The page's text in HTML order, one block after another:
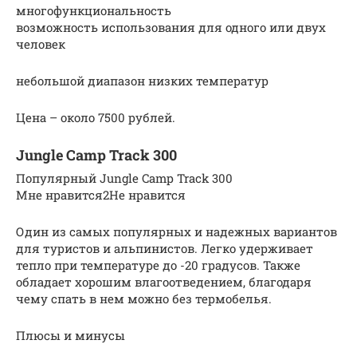
многофункциональность
возможность использования для одного или двух
человек
небольшой диапазон низких температур
Цена – около 7500 рублей.
Jungle Camp Track 300
Популярный Jungle Camp Track 300
Мне нравится2Не нравится
Один из самых популярных и надежных вариантов
для туристов и альпинистов. Легко удерживает
тепло при температуре до -20 градусов. Также
обладает хорошим влагоотведением, благодаря
чему спать в нем можно без термобелья.
Плюсы и минусы